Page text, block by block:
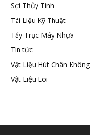
Sợi Thủy Tinh
Tài Liệu Kỹ Thuật
Tẩy Trục Máy Nhựa
Tin tức
Vật Liệu Hút Chân Không
Vật Liệu Lõi